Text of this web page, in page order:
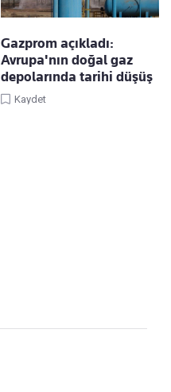
Gazprom açıkladı:
Avrupa'nın doğal gaz
depolarında tarihi düşüş
Kaydet